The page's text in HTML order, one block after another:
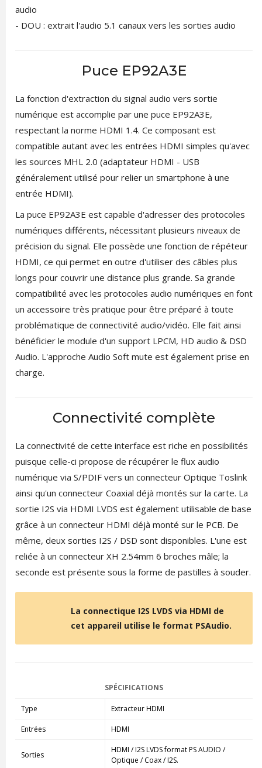
audio
- DOU : extrait l'audio 5.1 canaux vers les sorties audio
Puce EP92A3E
La fonction d'extraction du signal audio vers sortie
numérique est accomplie par une puce EP92A3E,
respectant la norme HDMI 1.4. Ce composant est
compatible autant avec les entrées HDMI simples qu'avec
les sources MHL 2.0 (adaptateur HDMI - USB
généralement utilisé pour relier un smartphone à une
entrée HDMI).
La puce EP92A3E est capable d'adresser des protocoles
numériques différents, nécessitant plusieurs niveaux de
précision du signal. Elle possède une fonction de répéteur
HDMI, ce qui permet en outre d'utiliser des câbles plus
longs pour couvrir une distance plus grande. Sa grande
compatibilité avec les protocoles audio numériques en font
un accessoire très pratique pour être préparé à toute
problématique de connectivité audio/vidéo. Elle fait ainsi
bénéficier le module d'un support LPCM, HD audio & DSD
Audio. L'approche Audio Soft mute est également prise en
charge.
Connectivité complète
La connectivité de cette interface est riche en possibilités
puisque celle-ci propose de récupérer le flux audio
numérique via S/PDIF vers un connecteur Optique Toslink
ainsi qu'un connecteur Coaxial déjà montés sur la carte. La
sortie I2S via HDMI LVDS est également utilisable de base
grâce à un connecteur HDMI déjà monté sur le PCB. De
même, deux sorties I2S / DSD sont disponibles. L'une est
reliée à un connecteur XH 2.54mm 6 broches mâle; la
seconde est présente sous la forme de pastilles à souder.
La connectique I2S LVDS via HDMI de
cet appareil utilise le format PSAudio.
SPÉCIFICATIONS
Type Extracteur HDMI
Entrées HDMI
Sorties
HDMI / I2S LVDS format PS AUDIO /
Optique / Coax / I2S.